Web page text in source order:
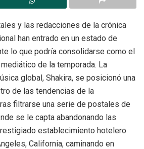
y las redacciones de la crónica
han entrado en un estado de
lo que podría consolidarse como el
de la temporada. La
global, Shakira, se posicionó una
de las tendencias de la
filtrarse una serie de postales de
se le capta abandonando las
establecimiento hotelero
California, caminando en